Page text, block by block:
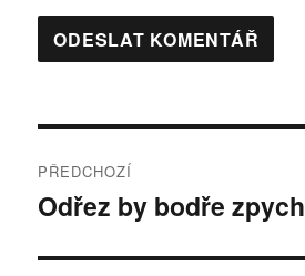
pro
PŘEDCHOZÍ
Předchozí
Odřez by bodře zpych